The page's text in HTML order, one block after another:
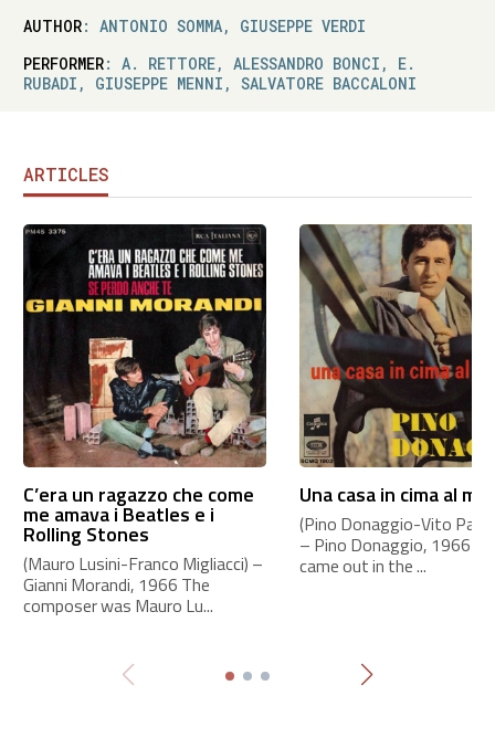
AUTHOR: ANTONIO SOMMA, GIUSEPPE VERDI
PERFORMER: A. RETTORE, ALESSANDRO BONCI, E.
RUBADI, GIUSEPPE MENNI, SALVATORE BACCALONI
ARTICLES
C’era un ragazzo che come
me amava i Beatles e i
Rolling Stones
(Mauro Lusini-Franco Migliacci) –
Gianni Morandi, 1966 The
composer was Mauro Lu...
Una casa in cima al
(Pino Donaggio-Vito
– Pino Donaggio, 1966
came out in the ...